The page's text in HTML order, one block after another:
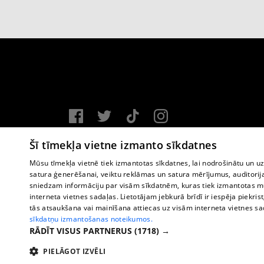
Vortal assistance service: e-mail -
Copyright © 2004-2026 SIA HELIO MEDIA.
All rights reserved.
Šī tīmekļa vietne izmanto sīkdatnes
Mūsu tīmekļa vietnē tiek izmantotas sīkdatnes, lai nodrošinātu un
satura ģenerēšanai, veiktu reklāmas un satura mērījumus,
sniedzam informāciju par visām sīkdatnēm, kuras tiek izmantotas
interneta vietnes sadaļas. Lietotājam jebkurā brīdī ir iespēja
tās atsaukšana vai mainīšana attiecas uz visām interneta vietnes
sīkdatņu izmantošanas noteikumos.
RĀDĪT VISUS PARTNERUS (1718) →
PIELĀGOT IZVĒLI